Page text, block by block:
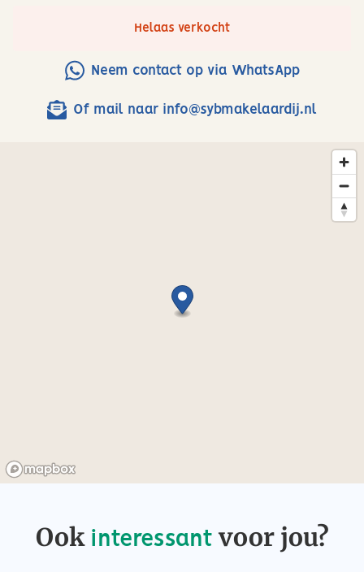
keuken en de slaapkamer, afgewerkt met een nette en
woonkamer is de hoeveelheid licht en het prettige
uitzicht naar buiten toe. De keuken bevindt zich aan de
rechterkant van de woonkamer. Het gaat om een
moderne keuken voorzien van de volgende A-merk
koel-/vriescombinatie. Verder beschikt de keuken over
een bergkast. De slaapkamer is ruim van formaat en
beschikt over een groot dakraam. De badkamer is
– Woonoppervlakte: 51,1 m2 (meetrapport aanwezig)
– Energielabel C
Helaas verkocht
Neem contact op via WhatsApp
Of mail naar info@sybmakelaardij.nl
Ook interessant voor jou?